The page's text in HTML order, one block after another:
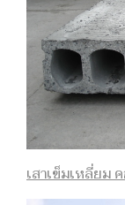
เสาเข็มเหลี่ยม